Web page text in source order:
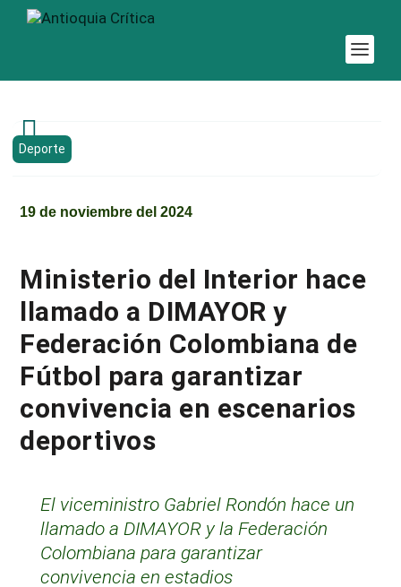

Deporte
19 de noviembre del 2024
Ministerio del Interior hace
llamado a DIMAYOR y
Federación Colombiana de
Fútbol para garantizar
convivencia en escenarios
deportivos
El viceministro Gabriel Rondón hace un
llamado a DIMAYOR y la Federación
Colombiana para garantizar
convivencia en estadios